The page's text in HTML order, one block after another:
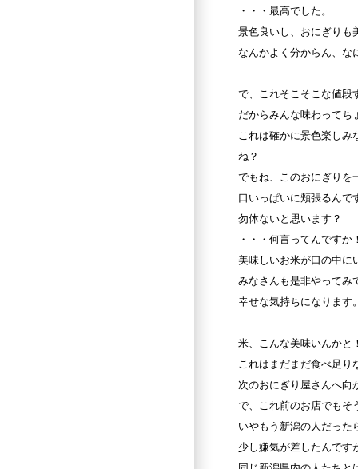
・・・最高でした。
景色良いし、おにぎりも
なんかよく分からん、な
で、これそこそこな値段
だからみんな味わってち
これは確かに景色楽しみ
ね？
でもね、このおにぎりを
口いっぱいに頬張るんで
勿体ないと思います？
・・・何言ってんですか
美味しいお米が口の中に
みなさんも是非やってみ
幸せな気持ちになります
米、こんな美味いんかと
これはまだまだ食べ足り
次のおにぎり屋さんへ向
で、これ前のお店でもそ
いやもう新潟の人だった
少し嫌気が差したんです